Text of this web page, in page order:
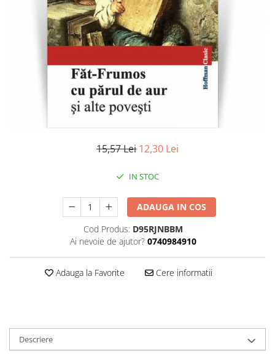
Literatura
Contemporana
Publicistica / Reportaje / Interviuri
Sociologie si filozofie
15,57 Lei 12,30 Lei
IN STOC
ADAUGA IN COS
Cod Produs: D95RJNBBM
Ai nevoie de ajutor? 0740984910
Adauga la Favorite Cere informatii
Descriere